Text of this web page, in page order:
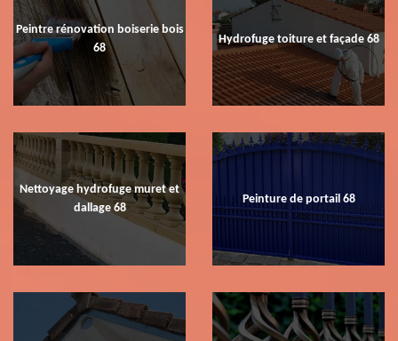
Peintre rénovation boiserie bois
68
Hydrofuge toiture et façade 68
Nettoyage hydrofuge muret et
dallage 68
Peinture de portail 68